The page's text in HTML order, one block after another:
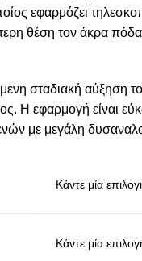
εφαρμόζει
θέση τον άκρα
σταδιακή αύξηση
Η εφαρμογή είναι
με μεγάλη